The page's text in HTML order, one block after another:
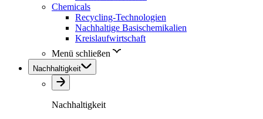
Chemicals
Recycling-Technologien
Nachhaltige Basischemikalien
Kreislaufwirtschaft
Menü schließen
Nachhaltigkeit
Nachhaltigkeit